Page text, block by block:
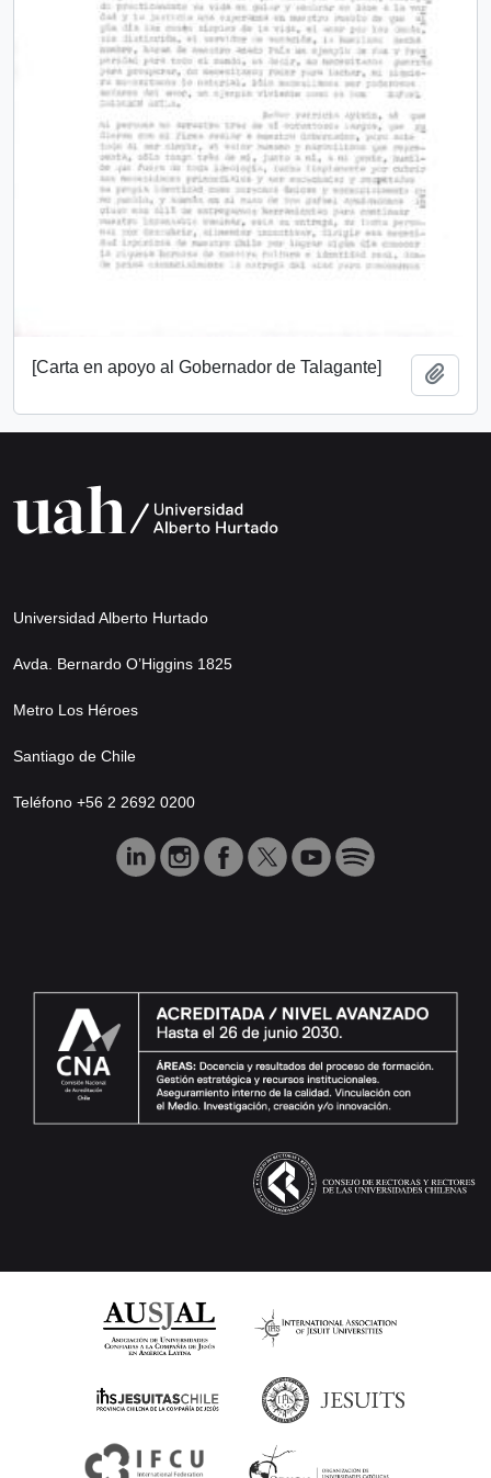
[Carta en apoyo al Gobernador de Talagante]
Universidad Alberto Hurtado
Avda. Bernardo O’Higgins 1825
Metro Los Héroes
Santiago de Chile
Teléfono +56 2 2692 0200